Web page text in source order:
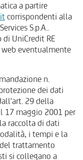
a partire
corrispondenti alla
S.p.A..
UniCredit RE
web eventualmente
n.
dei dati
29 della
17 maggio 2001 per
raccolta di dati
i tempi e la
trattamento
si collegano a